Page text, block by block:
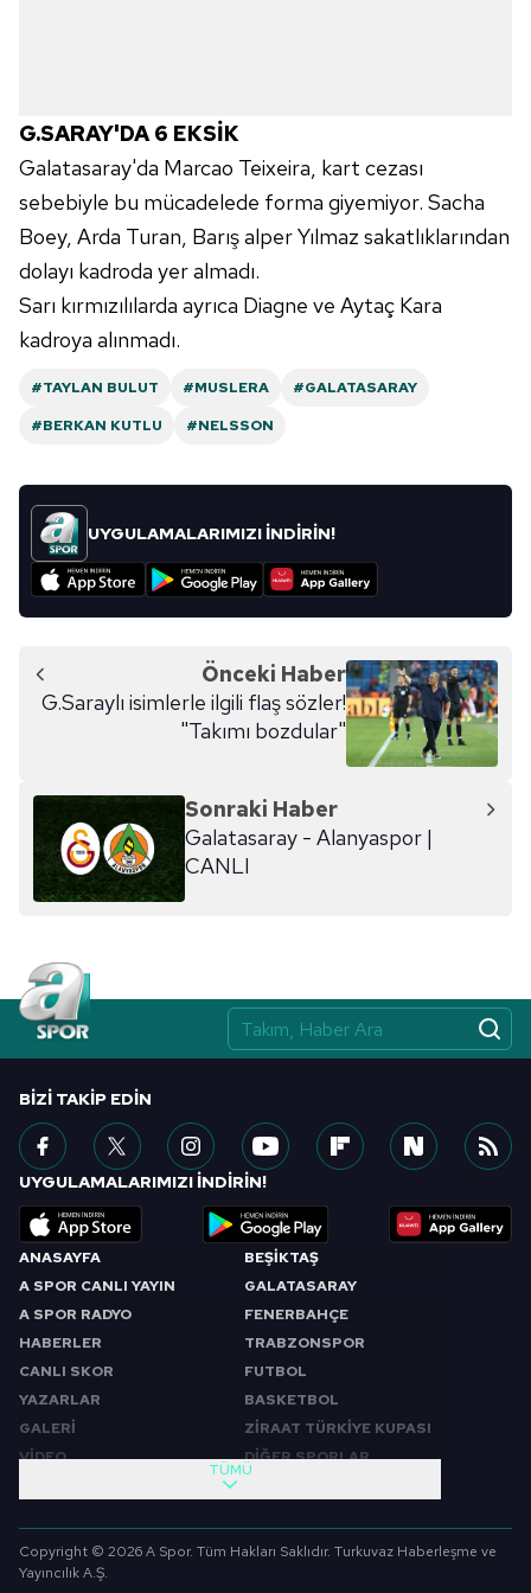
reklam/pazarlama faaliyetlerinin yapılması, amaçlarıyla
sınırlı olarak açık rızanız dahilinde kullanılacaktır.
Çerezlere ilişkin tercihlerinizi aşağıda yer alan panel
vasıtasıyla belirleyebilirsiniz. Çerezlere ilişkin detaylı bilgi
için Ayarlar butonuna tıklayabilir,
Metnimiziziyaret edebilirsiniz.
hazırlanmış Aydınlatma Metnimizi okumak ve sitemizde
ilgili mevzuata uygun olarak kullanılan çerezlerle ilgili bilgi
G.SARAY'DA 6 EKSİK
Galatasaray'da Marcao Teixeira, kart cezası
sebebiyle bu mücadelede forma giyemiyor. Sacha
Boey, Arda Turan, Barış alper Yılmaz sakatlıklarından
dolayı kadroda yer almadı.
Sarı kırmızılılarda ayrıca Diagne ve Aytaç Kara
kadroya alınmadı.
#TAYLAN BULUT #MUSLERA
#GALATASARAY
#BERKAN KUTLU
#NELSSON
UYGULAMALARIMIZI İNDİRİN!
Önceki Haber
G.Saraylı isimlerle ilgili flaş sözler!
"Takımı bozdular"
Sonraki Haber
Galatasaray - Alanyaspor |
CANLI
ANASAYFA
A SPOR CANLI YAYIN
A SPOR RADYO
HABERLER
CANLI SKOR
YAZARLAR
GALERİ
VİDEO
BEŞİKTAŞ
GALATASARAY
FENERBAHÇE
TRABZONSPOR
FUTBOL
BASKETBOL
ZİRAAT TÜRKİYE KUPASI
DİĞER SPORLAR
SABAH SPORU
SPOR GÜNDEMİ
FUTBOL
TÜMÜ
BIZI TAKIP EDIN
UYGULAMALARIMIZI İNDİRİN!
Copyright © 2026 A Spor. Tüm Hakları Saklıdır. Turkuvaz Haberleşme ve
Yayıncılık A.Ş.